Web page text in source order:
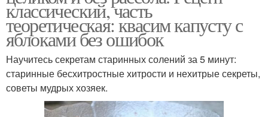
классический, часть
теоретическая: квасим капусту с
яблоками без ошибок
Научитесь секретам старинных солений за 5 минут:
старинные бесхитростные хитрости и нехитрые секреты,
советы мудрых хозяек.